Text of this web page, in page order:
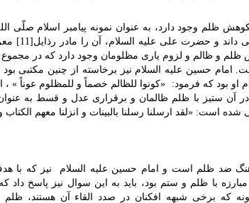
ظلم وجود دارد، به عنوان نمونه پیامبر اسلام صلّی
آله، ظلم را باعث ویرانی دل
ظلم و ظالم و لزوم یاری مظلومان وجود دارد که در مجموع
امام حسین عليه السلام نیز برخاسته از چنین مکتبی
بود که فرمود: «کونوا للظالم خصماً و للمظلوم عوناً »
آن ستیز با ظلم ظالمان و برقراری عدل و قسط به
شده است: «لقد ارسلنا رسلنا بالبینات و انزلنا معهم الکتاب
ضد ظلم است و امام حسین عليه السلام نیز که با
مبارزه با ظلم و ستم بود، باید به این سوال نیز پاسخ داد
که برخی شبهه افکنان در صدد القاء آن هستند، ظلم